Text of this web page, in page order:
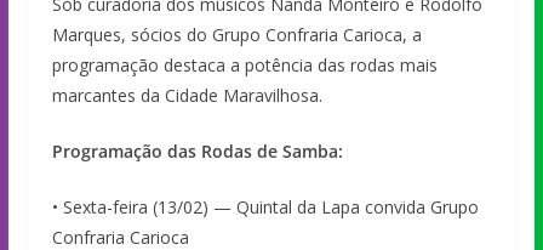
Marques, sócios do Grupo Confraria Carioca, a
programação destaca a potência das rodas mais
marcantes da Cidade Maravilhosa.
Programação das Rodas de Samba:
• Sexta-feira (13/02) — Quintal da Lapa convida Grupo
Confraria Carioca